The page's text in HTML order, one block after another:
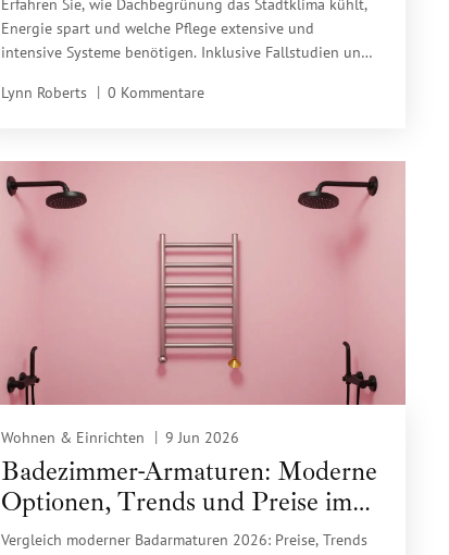
Erfahren Sie, wie Dachbegrünung das Stadtklima kühlt,
Energie spart und welche Pflege extensive und
intensive Systeme benötigen. Inklusive Fallstudien und
Lynn Roberts
0 Kommentare
Wohnen & Einrichten 9 Jun 2026
Badezimmer-Armaturen: Moderne
Optionen, Trends und Preise im
Vergleich
Vergleich moderner Badarmaturen 2026: Preise, Trends